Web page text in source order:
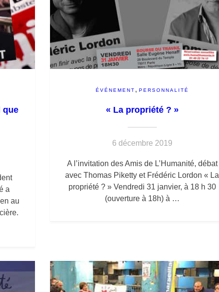
que
a
au
ÉVÉNEMENT , PERSONNALITÉ
« La propriété ? »
6 décembre 2019
A l’invitation des Amis de L’Humanité, débat
avec Thomas Piketty et Frédéric Lordon « La
propriété ? » Vendredi 31 janvier, à 18 h 30
(ouverture à 18h) à …